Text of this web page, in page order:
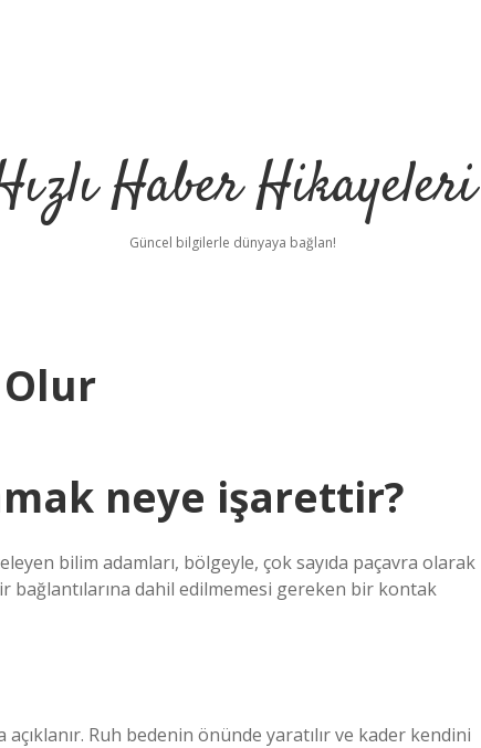
Haber Hikayeleri
Güncel bilgilerle dünyaya bağlan!
Olur
neye işarettir?
bilim adamları, bölgeyle, çok sayıda paçavra olarak
bağlantılarına dahil edilmemesi gereken bir kontak
Ruh bedenin önünde yaratılır ve kader kendini